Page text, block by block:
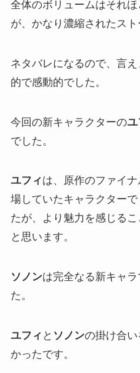
全体のボリュームはそれ
が、かなり濃縮されたスト
ネタバレになるので、言
的で感動的でした。
今回の新キャラクターのユ
でした。
ユフィは、原作のファイ
場していたキャラクター
たが、より魅力を感じる
と思います。
ソノンは完全なる新キャ
た。
ユフィ と ソノンの掛け合
かったです。